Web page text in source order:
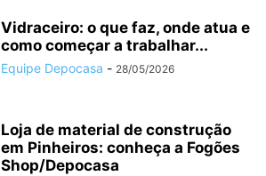
Vidraceiro: o que faz, onde atua e
como começar a trabalhar...
Equipe Depocasa - 28/05/2026
Loja de material de construção
em Pinheiros: conheça a Fogões
Shop/Depocasa